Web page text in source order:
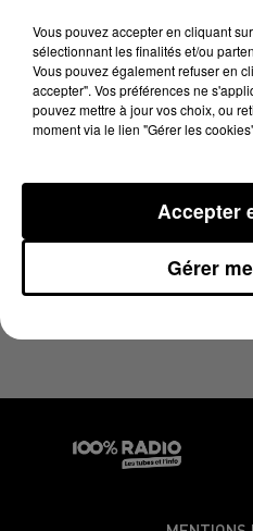
28 juin 2025 - 1 min 14 sec
L'AGENDA DU LOT DU
Vous pouvez accepter en cliquant
sélectionnant les finalités et/ou
Vous pouvez également refuser en
accepter". Vos préférences ne
pouvez mettre à jour vos choix, ou
moment via le lien "Gérer les
Gérer
Accepter